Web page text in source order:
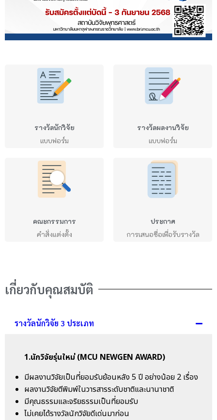
รางวัลนักวิจัย
แบบฟอร์ม
รางวัลผลงานวิจัย
แบบฟอร์ม
คณะกรรมการ
คำสั่งแต่งตั้ง
ประกาศ
การเสนอชื่อเพื่อรับรางวัล
เกี่ยวกับคุณสมบัติ
รางวัลนักวิจัย 3 ประเภท
1.นักวิจัยรุ่นใหม่ (MCU NEWGEN AWARD)
มีผลงานวิจัยเป็นที่ยอมรับย้อนหลัง 5 ปี อย่างน้อย 2 เรื่อง
ผลงานวิจัยตีพิมพ์ในวารสารระดับชาติและนานาชาติ
มีคุณธรรมและจริยธรรมเป็นที่ยอมรับ
ไม่เคยได้รางวัลนักวิจัยดีเด่นมาก่อน